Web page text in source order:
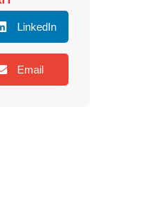
LinkedIn
Email